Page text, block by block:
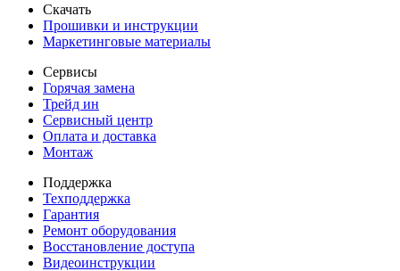
Скачать
Прошивки и инструкции
Маркетинговые материалы
Сервисы
Горячая замена
Трейд ин
Сервисный центр
Оплата и доставка
Монтаж
Поддержка
Техподдержка
Гарантия
Ремонт оборудования
Восстановление доступа
Видеоинструкции